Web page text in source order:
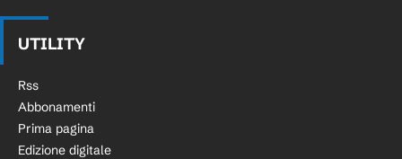
UTILITY
Rss
Abbonamenti
Prima pagina
Edizione digitale